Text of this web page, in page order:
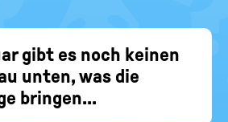
Bildung
/
gibt es noch keinen
unten, was die
bringen...